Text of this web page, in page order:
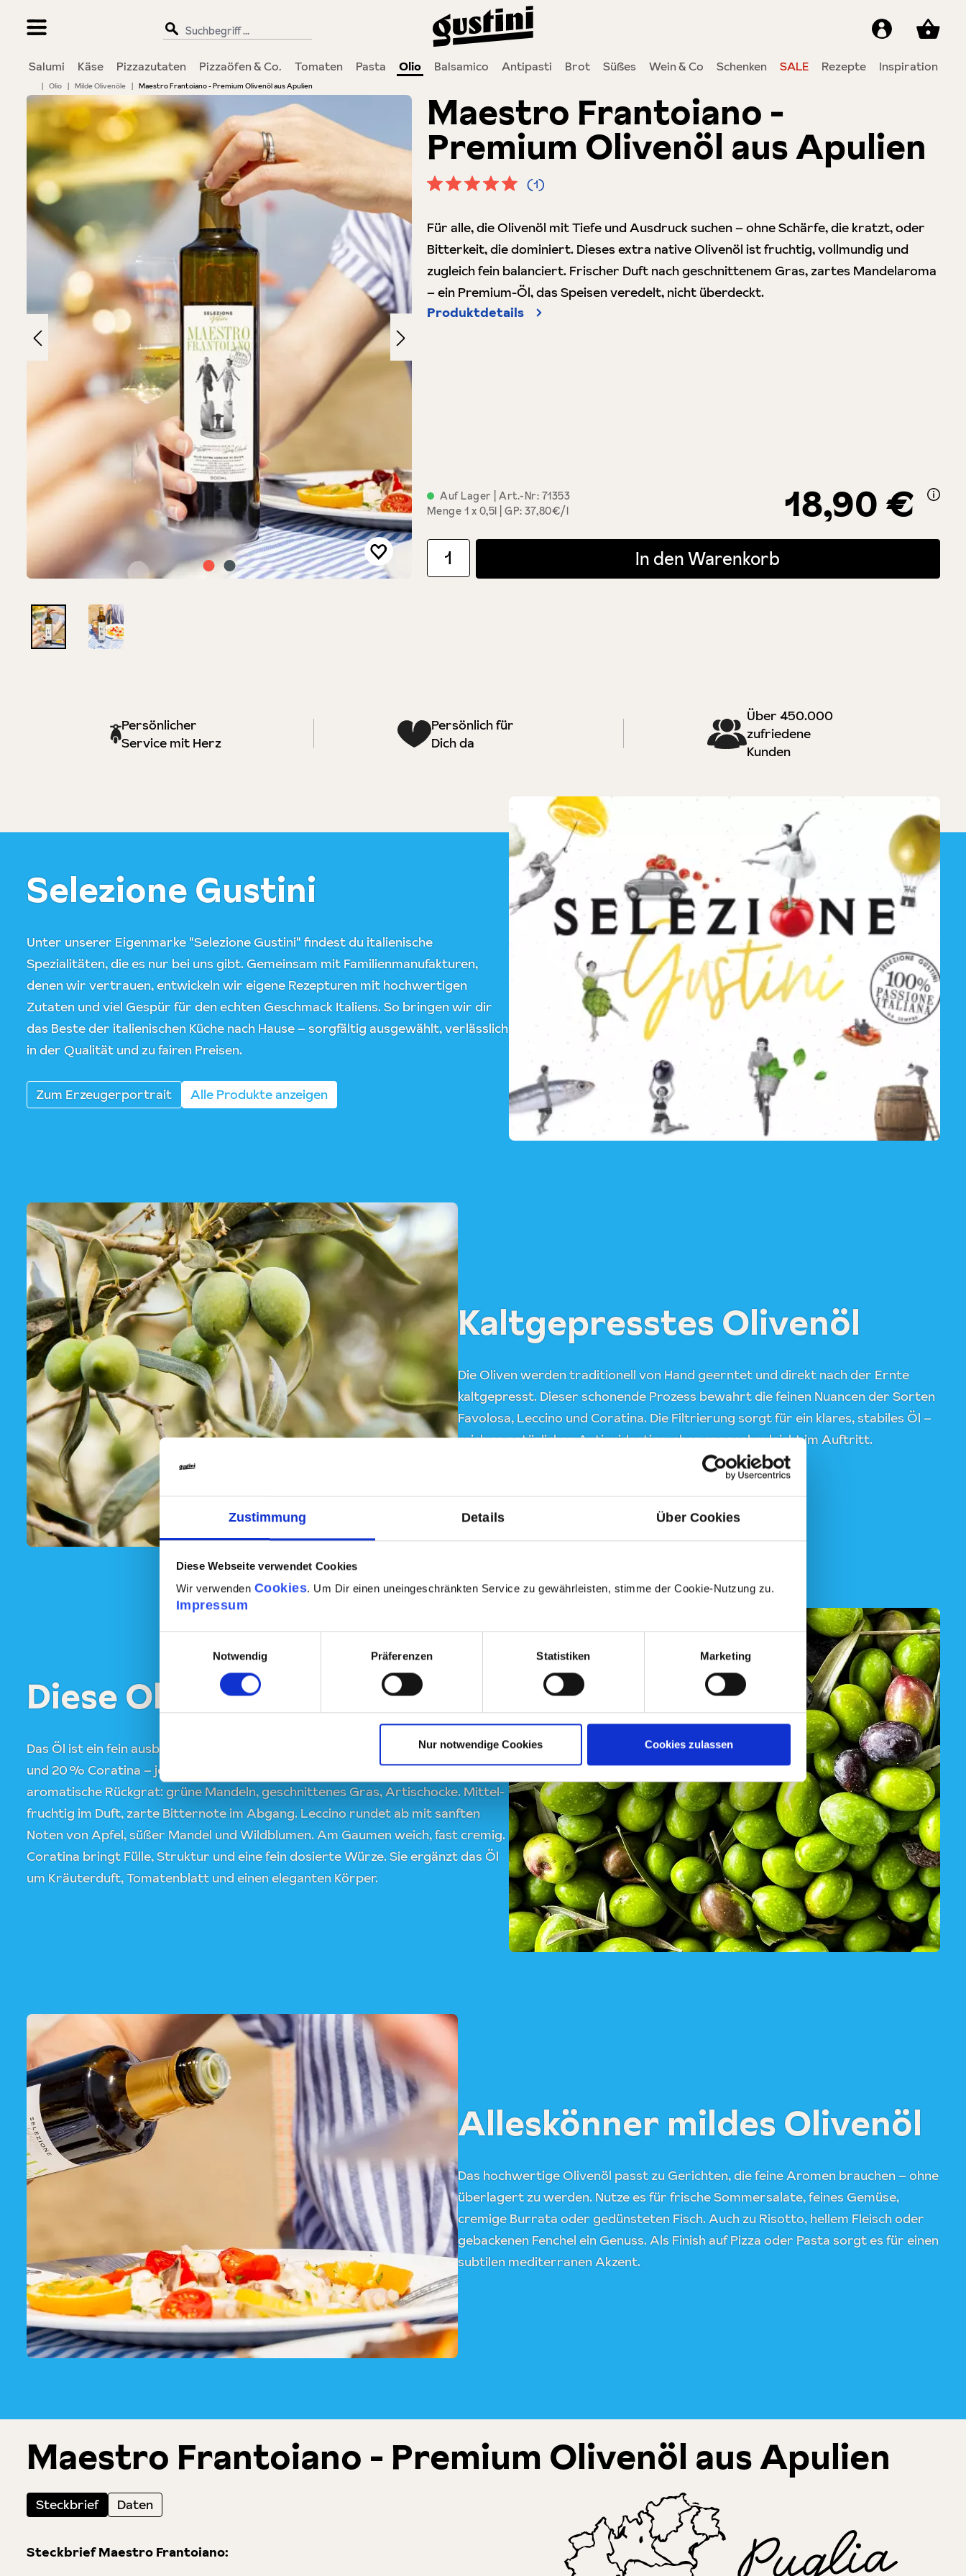
Zustimmung Details Über Cookies
Diese Webseite verwendet Cookies
Wir verwenden Cookies. Um Dir einen uneingeschränkten Service zu gewährleisten, stimme der Cookie-Nutzung zu.
Impressum
Notwendig
Präferenzen Statistiken Marketing
Nur notwendige Cookies Cookies zulassen
Salumi Käse Pizzazutaten Pizzaöfen & Co. Tomaten Pasta Olio Balsamico Antipasti Brot Süßes Wein & Co Schenken SALE Rezepte Inspiration
| Olio | Milde Olivenöle | Maestro Frantoiano - Premium Olivenöl aus Apulien
Bildergalerie überspringen
Auf Lager | Art.-Nr: 71353
Menge 1 x 0,5l GP: 37,80€/l 18,90 €
Maestro Frantoiano -
Premium Olivenöl aus Apulien
(1)
Für alle, die Olivenöl mit Tiefe und Ausdruck suchen – ohne Schärfe, die kratzt, oder
Bitterkeit, die dominiert. Dieses extra native Olivenöl ist fruchtig, vollmundig und
zugleich fein balanciert. Frischer Duft nach geschnittenem Gras, zartes Mandelaroma
– ein Premium-Öl, das Speisen veredelt, nicht überdeckt.
Produktdetails
Produkt Anzahl: Gib den gewünschten Wert ein oder benutze die Schaltflächen um die Anzahl zu erhöhen oder zu
In den Warenkorb
Persönlicher
Service mit Herz
Persönlich für
Dich da
Über 450.000
zufriedene
Kunden
Selezione Gustini
Unter unserer Eigenmarke "Selezione Gustini" findest du italienische
Spezialitäten, die es nur bei uns gibt. Gemeinsam mit Familienmanufakturen,
denen wir vertrauen, entwickeln wir eigene Rezepturen mit hochwertigen
Zutaten und viel Gespür für den echten Geschmack Italiens. So bringen wir dir
das Beste der italienischen Küche nach Hause – sorgfältig ausgewählt, verlässlich
in der Qualität und zu fairen Preisen.
Zum Erzeugerportrait Alle Produkte anzeigen
Kaltgepresstes Olivenöl
Die Oliven werden traditionell von Hand geerntet und direkt nach der Ernte
kaltgepresst. Dieser schonende Prozess bewahrt die feinen Nuancen der Sorten
Favolosa, Leccino und Coratina. Die Filtrierung sorgt für ein klares, stabiles Öl –
reich an natürlichen Antioxidantien, aber angenehm leicht im Auftritt.
Diese Oliven sind drin
Das Öl ist ein fein ausbalancierter Blend aus ca. 60 % Favolosa, 20 % Leccino
und 20 % Coratina – je nach Ernte leicht variierend. Favolosa bildet das
aromatische Rückgrat: grüne Mandeln, geschnittenes Gras, Artischocke. Mittel-
fruchtig im Duft, zarte Bitternote im Abgang. Leccino rundet ab mit sanften
Noten von Apfel, süßer Mandel und Wildblumen. Am Gaumen weich, fast cremig.
Coratina bringt Fülle, Struktur und eine fein dosierte Würze. Sie ergänzt das Öl
um Kräuterduft, Tomatenblatt und einen eleganten Körper.
Alleskönner mildes Olivenöl
Das hochwertige Olivenöl passt zu Gerichten, die feine Aromen brauchen – ohne
überlagert zu werden. Nutze es für frische Sommersalate, feines Gemüse,
cremige Burrata oder gedünsteten Fisch. Auch zu Risotto, hellem Fleisch oder
gebackenen Fenchel ein Genuss. Als Finish auf Pizza oder Pasta sorgt es für einen
subtilen mediterranen Akzent.
Maestro Frantoiano - Premium Olivenöl aus Apulien
Steckbrief Daten
Steckbrief Maestro Frantoiano: